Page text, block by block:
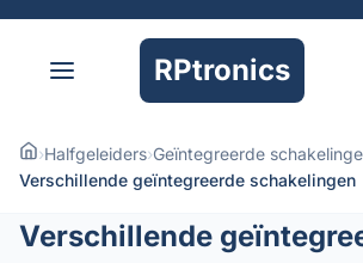
RPtronics
›Halfgeleiders›Geïntegreerde
Verschillende geïntegreerde schakelingen
Verschillende